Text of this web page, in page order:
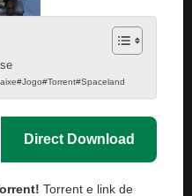
Direct Download
Torrent e link de